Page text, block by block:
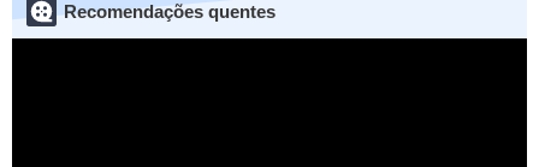
Recomendações quentes